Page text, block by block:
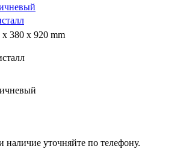
x 380 x 920 mm
наличие уточняйте по телефону.